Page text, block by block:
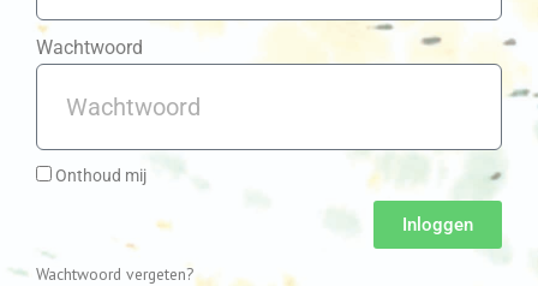
Wachtwoord
Onthoud mij
Inloggen
Wachtwoord vergeten?